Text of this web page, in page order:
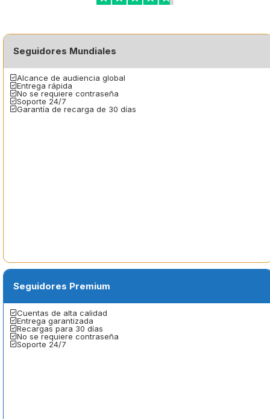
Seguidores Mundiales
Alcance de audiencia global
Entrega rápida
No se requiere contraseña
Soporte 24/7
Garantía de recarga de 30 días
Seguidores Premium
Cuentas de alta calidad
Entrega garantizada
Recargas para 30 días
No se requiere contraseña
Soporte 24/7